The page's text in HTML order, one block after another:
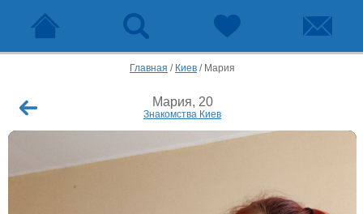
Главная / Киев / Мария
Мария, 20
Знакомства Киев